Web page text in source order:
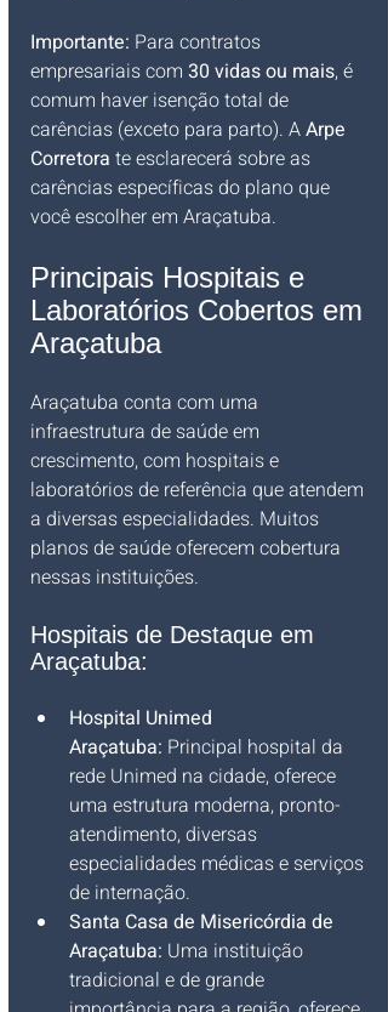
Importante: Para contratos
empresariais com 30 vidas ou mais, é
comum haver isenção total de
carências (exceto para parto). A Arpe
Corretora te esclarecerá sobre as
carências específicas do plano que
você escolher em Araçatuba.
Principais Hospitais e
Laboratórios Cobertos em
Araçatuba
Araçatuba conta com uma
infraestrutura de saúde em
crescimento, com hospitais e
laboratórios de referência que atendem
a diversas especialidades. Muitos
planos de saúde oferecem cobertura
nessas instituições.
Hospitais de Destaque em
Araçatuba:
Hospital Unimed
Araçatuba: Principal hospital da
rede Unimed na cidade, oferece
uma estrutura moderna, pronto-
atendimento, diversas
especialidades médicas e serviços
de internação.
Santa Casa de Misericórdia de
Araçatuba: Uma instituição
tradicional e de grande